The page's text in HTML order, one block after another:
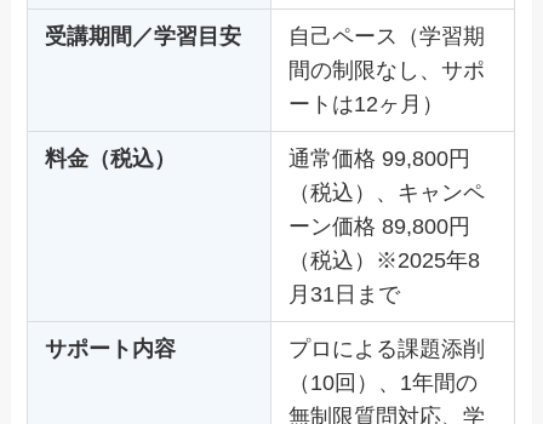
受講期間／学習目安
自己ペース（学習期
間の制限なし、サポ
ートは12ヶ月）
料金（税込）
通常価格 99,800円
（税込）、キャンペ
ーン価格 89,800円
（税込）※2025年8
月31日まで
サポート内容
プロによる課題添削
（10回）、1年間の
無制限質問対応、学